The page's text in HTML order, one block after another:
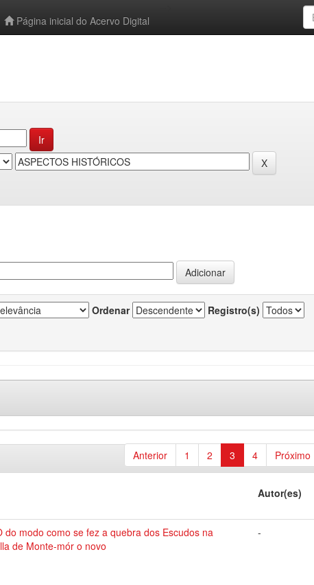
Página inicial do Acervo Digital
Ordenar Registro(s)
Anterior 1 2 3 4 Próximo
Autor(es)
do modo como se fez a quebra dos Escudos na
de Monte-mór o novo
-